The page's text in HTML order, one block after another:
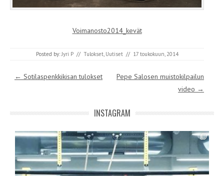
Voimanosto2014_kevät
Posted by: Jyri P // Tulokset, Uutiset // 17 toukokuun, 2014
Post navigation
← Sotilaspenkkikisan tulokset
Pepe Salosen muistokilpailun
video →
INSTAGRAM